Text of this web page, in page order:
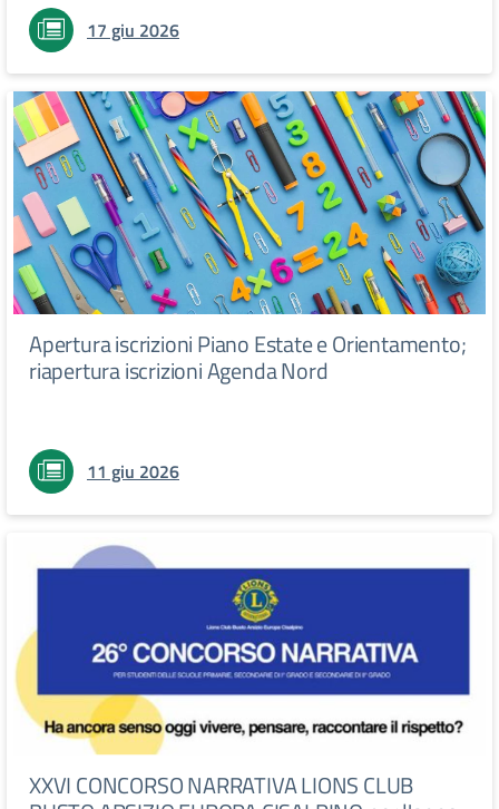
17 giu 2026
Apertura iscrizioni Piano Estate e Orientamento;
riapertura iscrizioni Agenda Nord
11 giu 2026
XXVI CONCORSO NARRATIVA LIONS CLUB